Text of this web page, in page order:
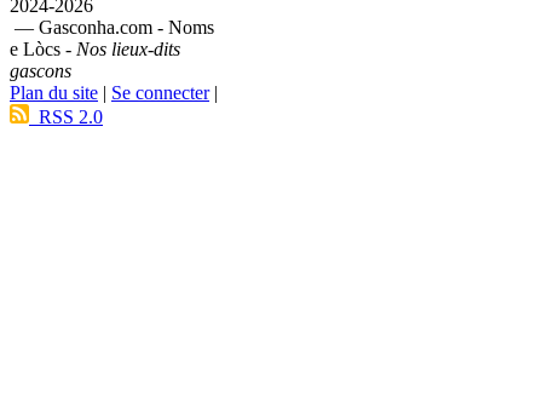
2024-2026
— Gasconha.com - Noms
e Lòcs - Nos lieux-dits
gascons
Plan du site | Se connecter|
RSS 2.0